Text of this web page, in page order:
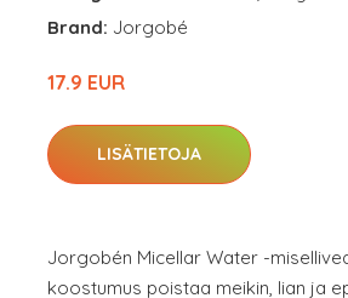
Brand: Jorgobé
17.9 EUR
LISÄTIETOJA
Jorgobén Micellar Water -
koostumus poistaa meikin, lian ja